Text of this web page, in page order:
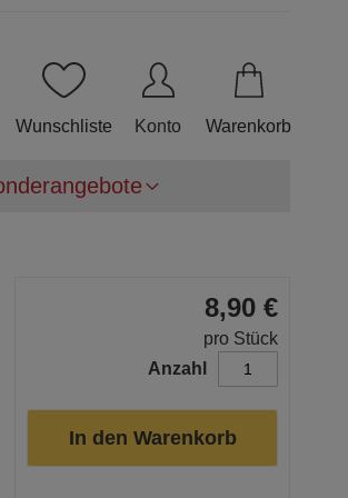
Wunschliste Konto Warenkorb
8,90 €
pro Stück
Anzahl
In den Warenkorb